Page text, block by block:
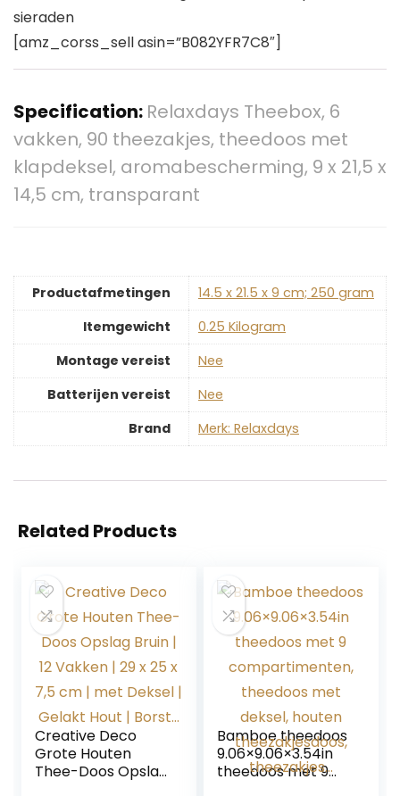
sieraden
[amz_corss_sell asin=”B082YFR7C8″]
Specification: Relaxdays Theebox, 6
vakken, 90 theezakjes, theedoos met
klapdeksel, aromabescherming, 9 x 21,5 x
14,5 cm, transparant
Productafmetingen
‎14.5 x 21.5 x 9 cm; 250 gram
Itemgewicht
‎0.25 Kilogram
Montage vereist
‎Nee
Batterijen vereist
‎Nee
Brand
Merk: Relaxdays
Related Products
Creative Deco
Grote Houten
Thee-Doos Opslag
Bamboe theedoos
9.06×9.06×3.54in
theedoos met 9